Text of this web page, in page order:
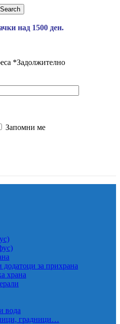
Search
над 1500 ден.
*Задолжително
Запомни ме
за прихрана
храна
вода
градници…